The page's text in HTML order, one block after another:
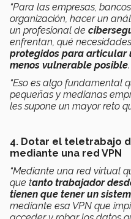
“Para las empresas,
organización, hacer un
un profesional de
enfrentan, qué
protegidos para articular
menos vulnerable posible.
“Eso es algo fundamental
pequeñas y medianas
les supone un mayor reto
4. Dotar el teletrabajo
mediante una red VPN
“Mediante una red virtual
que tanto trabajador
tienen que tener un
mediante esa VPN que